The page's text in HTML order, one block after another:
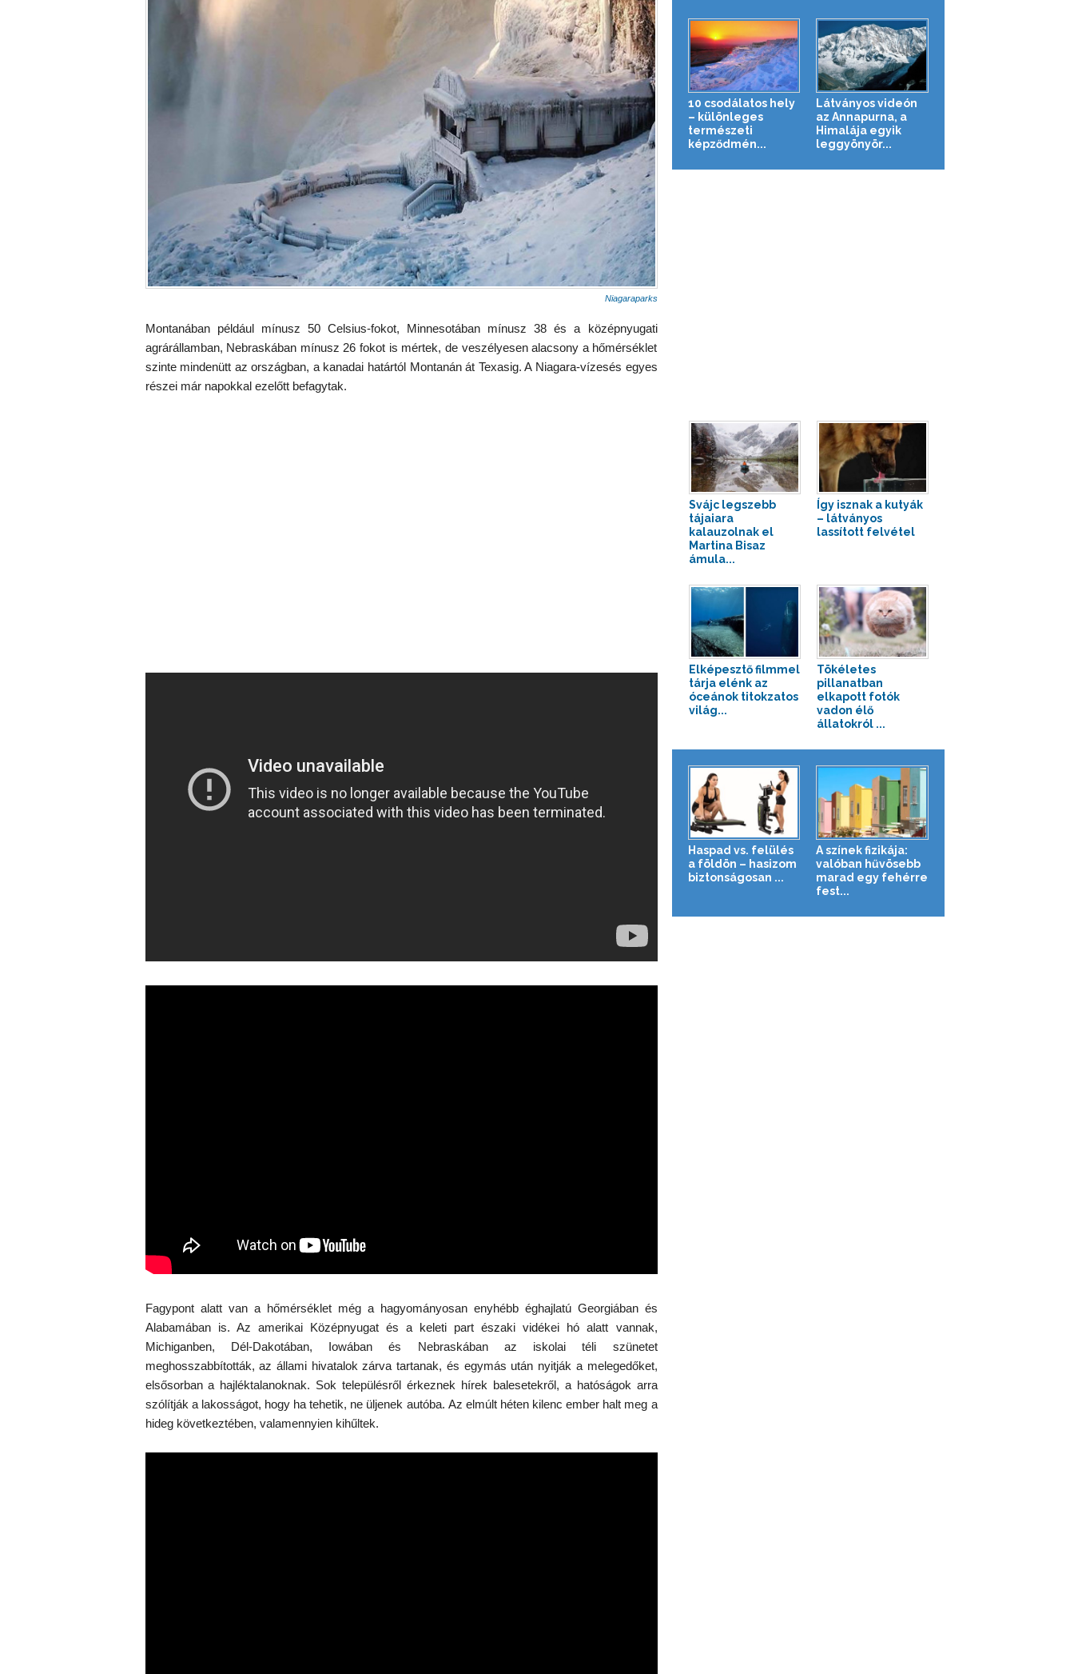
Niagaraparks
Montanában például mínusz 50 Celsius-fokot, Minnesotában mínusz 38 és a középnyugati
agrárállamban, Nebraskában mínusz 26 fokot is mértek, de veszélyesen alacsony a hőmérséklet
szinte mindenütt az országban, a kanadai határtól Montanán át Texasig. A Niagara-vízesés egyes
részei már napokkal ezelőtt befagytak.
Fagypont alatt van a hőmérséklet még a hagyományosan enyhébb éghajlatú Georgiában és
Alabamában is. Az amerikai Középnyugat és a keleti part északi vidékei hó alatt vannak,
Michiganben, Dél-Dakotában, Iowában és Nebraskában az iskolai téli szünetet
meghosszabbították, az állami hivatalok zárva tartanak, és egymás után nyitják a melegedőket,
elsősorban a hajléktalanoknak. Sok településről érkeznek hírek balesetekről, a hatóságok arra
szólítják a lakosságot, hogy ha tehetik, ne üljenek autóba. Az elmúlt héten kilenc ember halt meg a
hideg következtében, valamennyien kihűltek.
10 csodálatos hely
– különleges
természeti
képződmén...
Látványos videón
az Annapurna, a
Himalája egyik
leggyönyör...
Svájc legszebb
tájaiara
kalauzolnak el
Martina Bisaz
ámula...
Így isznak a kutyák
– látványos
lassított felvétel
Elképesztő filmmel
tárja elénk az
óceánok titokzatos
világ...
Tökéletes
pillanatban
elkapott fotók
vadon élő
állatokról ...
Haspad vs. felülés
a földön – hasizom
biztonságosan ...
A színek fizikája:
valóban hűvösebb
marad egy fehérre
fest...